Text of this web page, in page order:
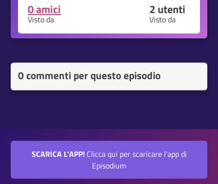
0 amici
Visto da
2 utenti
Visto da
0 commenti per questo episodio
SCARICA L'APP!Clicca qui per scaricare l'app di
Episodium